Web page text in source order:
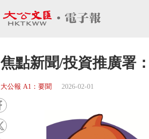
焦點新聞/投資推廣署
大公報 A1：要聞 2026-02-01